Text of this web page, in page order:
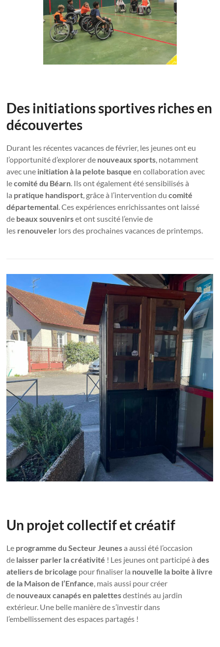
Des initiations sportives riches en
découvertes
Durant les récentes vacances de février, les jeunes ont eu
l’opportunité d’explorer de nouveaux sports , notamment
avec une initiation à la pelote basque en collaboration avec
lecomité du Béarn . Ils ont également été sensibilisés à
la pratique handisport , grâce à l’intervention ducomité
départemental . Ces expériences enrichissantes ont laissé
de beaux souvenirset ont suscité l’envie de
les renouveler lors des prochaines vacances de printemps.
Un projet collectif et créatif
Le programme du Secteur Jeunesa aussi été l’occasion
de laisser parler la créativité ! Les jeunes ont participé àdes
ateliers de bricolage pour finaliser la nouvelle la boite à livre
de la Maison de l’Enfance , mais aussi pour créer
de nouveaux canapés en palettesdestinés au jardin
extérieur. Une belle manière de s’investir dans
l’embellissement des espaces partagés !